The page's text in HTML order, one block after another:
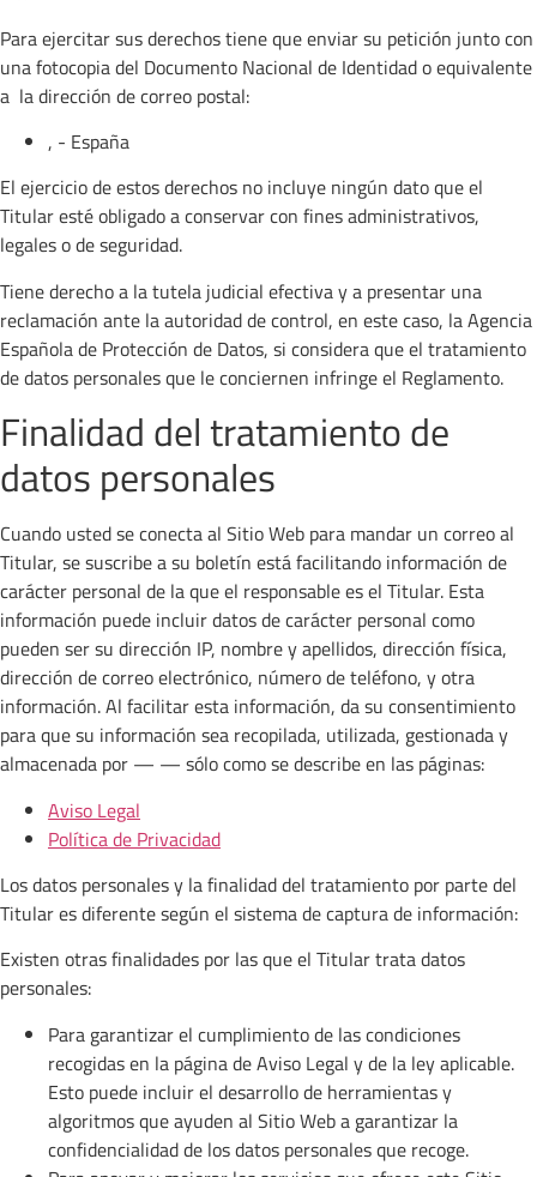
Para ejercitar sus derechos tiene que enviar su petición junto con
una fotocopia del Documento Nacional de Identidad o equivalente
a la dirección de correo postal:
, - España
El ejercicio de estos derechos no incluye ningún dato que el
Titular esté obligado a conservar con fines administrativos,
legales o de seguridad.
Tiene derecho a la tutela judicial efectiva y a presentar una
reclamación ante la autoridad de control, en este caso, la Agencia
Española de Protección de Datos, si considera que el tratamiento
de datos personales que le conciernen infringe el Reglamento.
Finalidad del tratamiento de
datos personales
Cuando usted se conecta al Sitio Web para mandar un correo al
Titular, se suscribe a su boletín está facilitando información de
carácter personal de la que el responsable es el Titular. Esta
información puede incluir datos de carácter personal como
pueden ser su dirección IP, nombre y apellidos, dirección física,
dirección de correo electrónico, número de teléfono, y otra
información. Al facilitar esta información, da su consentimiento
para que su información sea recopilada, utilizada, gestionada y
almacenada por — — sólo como se describe en las páginas:
Aviso Legal
Política de Privacidad
Los datos personales y la finalidad del tratamiento por parte del
Titular es diferente según el sistema de captura de información:
Existen otras finalidades por las que el Titular trata datos
personales:
Para garantizar el cumplimiento de las condiciones
recogidas en la página de Aviso Legal y de la ley aplicable.
Esto puede incluir el desarrollo de herramientas y
algoritmos que ayuden al Sitio Web a garantizar la
confidencialidad de los datos personales que recoge.